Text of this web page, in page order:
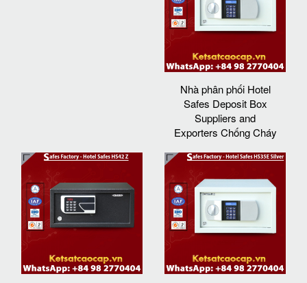
Nhà phân phối Hotel
Safes Deposit Box
Suppliers and
Exporters Chống Cháy